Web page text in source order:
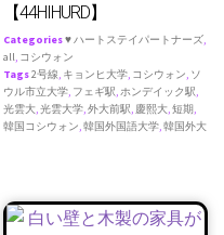
【44HIHURD】
Categories♥ ハートステイパートナーズ,
all, コシウォン
Tags2号線, キョンヒ大学, コシウォン, ソ
ウル市立大学, フェギ駅,ホンデイック駅,
光雲大,光雲大学,外大前駅, 慶熙大,短期,
韓国コシウォン,韓国外国語大学,韓国外大